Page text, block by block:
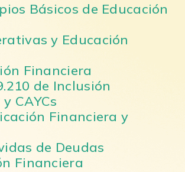
Básicos de Educación
y Educación
Financiera
de Inclusión
CAYCs
Financiera y
de Deudas
Financiera